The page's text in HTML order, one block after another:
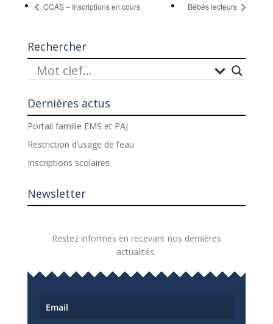
CCAS – Inscriptions en cours Bébés lecteurs
Rechercher
Dernières actus
Portail famille EMS et PAJ
Restriction d’usage de l’eau
Inscriptions scolaires
Newsletter
Restez informés en recevant nos dernières
actualités.